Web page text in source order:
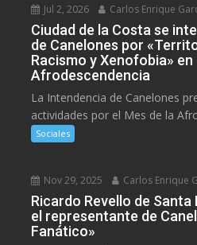
Jul 2, 2026 Carlos Enrique
Ciudad de la Costa se
de Canelones por
Racismo y Xenofobia» en
Afrodescendencia
La Intendencia de Canelones
actividades por el Mes de la
Sociales
Nov 29, 2025 Carlos Enrique
Ricardo Revello de
el representante de
Fanático»